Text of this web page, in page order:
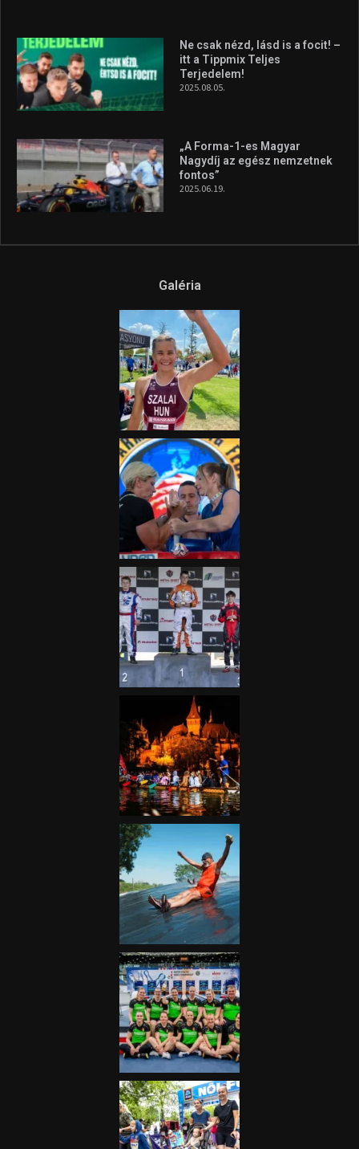
Ne csak nézd, lásd is a focit! –
itt a Tippmix Teljes
Terjedelem!
2025.08.05.
„A Forma-1-es Magyar
Nagydíj az egész nemzetnek
fontos”
2025.06.19.
Galéria